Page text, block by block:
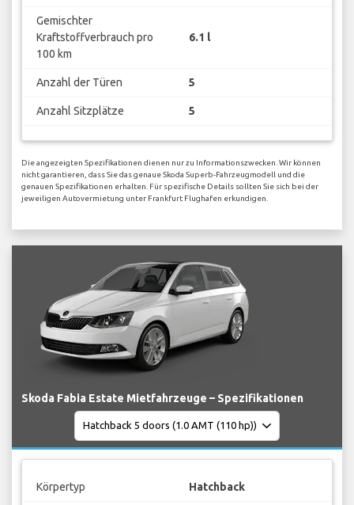
Gemischter
Kraftstoffverbrauch pro
100 km
6.1 l
Anzahl der Türen 5
Anzahl Sitzplätze 5
Die angezeigten Spezifikationen dienen nur zu Informationszwecken. Wir können
nicht garantieren, dass Sie das genaue Skoda Superb-Fahrzeugmodell und die
genauen Spezifikationen erhalten. Für spezifische Details sollten Sie sich bei der
jeweiligen Autovermietung unter Frankfurt Flughafen erkundigen.
Skoda Fabia Estate Mietfahrzeuge – Spezifikationen
Körpertyp Hatchback